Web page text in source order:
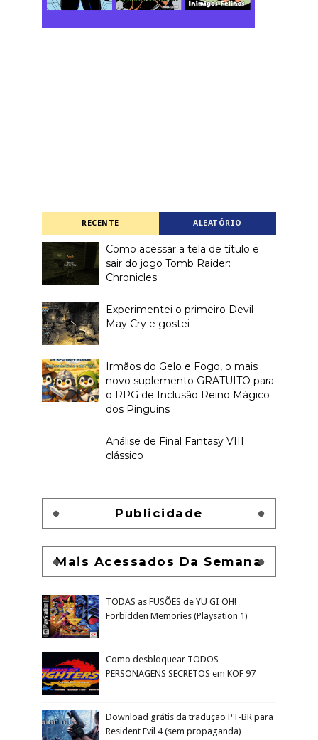
RECENTE ALEATÓRIO
Como acessar a tela de título e
sair do jogo Tomb Raider:
Chronicles
Experimentei o primeiro Devil
May Cry e gostei
Irmãos do Gelo e Fogo, o mais
novo suplemento GRATUITO para
o RPG de Inclusão Reino Mágico
dos Pinguins
Análise de Final Fantasy VIII
clássico
Publicidade
Mais Acessados Da Semana
TODAS as FUSÕES de YU GI OH!
Forbidden Memories (Playsation 1)
Como desbloquear TODOS
PERSONAGENS SECRETOS em KOF 97
Download grátis da tradução PT-BR para
Resident Evil 4 (sem propaganda)